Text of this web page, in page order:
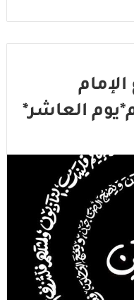
العاشر*